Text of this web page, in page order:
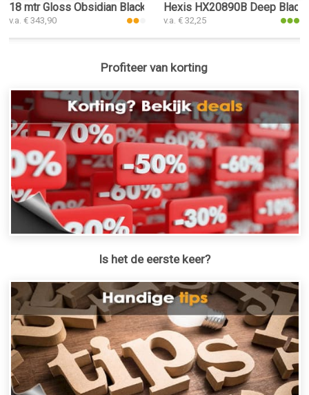
18 mtr Gloss Obsidian Black 3176 plakfolie
v.a. € 343,90
Hexis HX20890B Deep
v.a. € 32,25
Profiteer van korting
Is het de eerste keer?